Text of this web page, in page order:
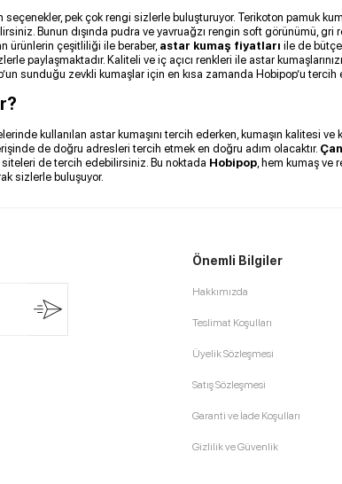
pek çok rengi sizlerle buluşturuyor. Terikoton pamuk
Bunun dışında pudra ve yavruağzı rengin soft görünümü,
ürünlerin çeşitliliği ile beraber, astar kumaş fiyatları ile de
paylaşmaktadır. Kaliteli ve iç açıcı renkleri ile astar
sunduğu zevkli kumaşlar için en kısa zamanda Hobipop’u
kullanılan astar kumaşını tercih ederken, kumaşın kalitesi
de doğru adresleri tercih etmek en doğru adım olacaktır.
de tercih edebilirsiniz. Bu noktada Hobipop , hem kumaş
sizlerle buluşuyor.
Önemli Bilgiler
Hakkımızda
Teslimat Koşulları
Üyelik Sözleşmesi
Satış Sözleşmesi
Garanti ve İade Koşulları
Gizlilik ve Güvenlik